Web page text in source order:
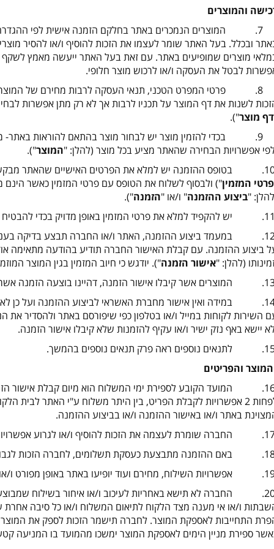
והמוצרים
7. המוצרים הנמכרים באתר בחלקם הזמנה אישית לפי ההגדרה
ובכלל. בעל האתר שומר לעצמו את הזכות להוסיף ו/או להסיר
מוצרים שמופיעים באתר. עם זאת בעל האתר ייעשה מאמץ
לבטל את העסקה ו/או לרכוש מוצר חלופי.
8. פרטי המפרט הטכני, תנאי העסקה לרבות מחירם של
לשנות את דף המוצר על תכניו לרבות אך לא רק מתן אפשרות
דף מוצר").
9. בכדי להזמין מוצר יש לבחור מוצר בהתאם להוראות באתר-
אפשרויות הבחירה שהאתר מציע בכל מוצר (להלן: "המוצר")
.
10. בטופס ההזמנה יש למלא את הפרטים האישיים שהאתר מבקש
פרטי המזמין") ולבסוף לשלוח את הטופס עם פרטי המזמין כאשר הינם
"ביצוע ההזמנה" ו/או "הזמנה").
12. במעמד ביצוע ההזמנה, האתר ו/או החברה תבצע בדיקה
ביצוע ההזמנה. עם קבלת האישור החברה תודיע בהודעה מתאימה
(להלן: "אישור הזמנה"). יודגש כי חיוב המזמין בגין המוצר
14. במידה ואין אישור מחברת האשראי לביצוע ההזמנה ועל כן
השירות לקוחות במייל ו/או בטלפון כפי שיפורסם באתר ולהסדיר
יישא באף נזק ישיר ו/או עקיף להזמנות שלא קיבלו אישור הזמנה.
והפריטים
16. המועד הקובע לספירת ימי המשלוח הוא מיום קבלת אישור
לפחות 2 אפשרויות לקבלת הפריט, בין היתר משלוח ע"י האתר לבית
באתר ו/או באישור ההזמנה ו/או בביצוע ההזמנה.
/
20. החברה לא תישא באחריות לעיכוב ו/או איחור בשילוח שמבוצע
ו/או אי מענה מצד הלקוח לתיאום המשלוח ו/או כל סיבה אחרת
התחייבות לאספקת המוצר. לחברה תישמר הזכות לספק את
ספירת מניין הימים לאספקת המוצר ימשכו מהמועד בו המניעה